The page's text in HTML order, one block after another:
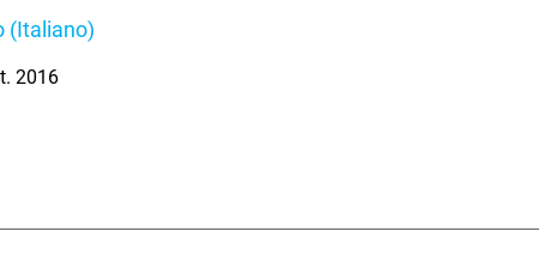
(Italiano)
2016